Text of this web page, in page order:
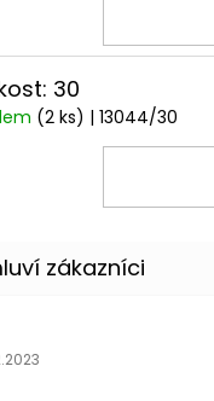
30
(2 ks) | 13044/30
obchodu je 5 z 5